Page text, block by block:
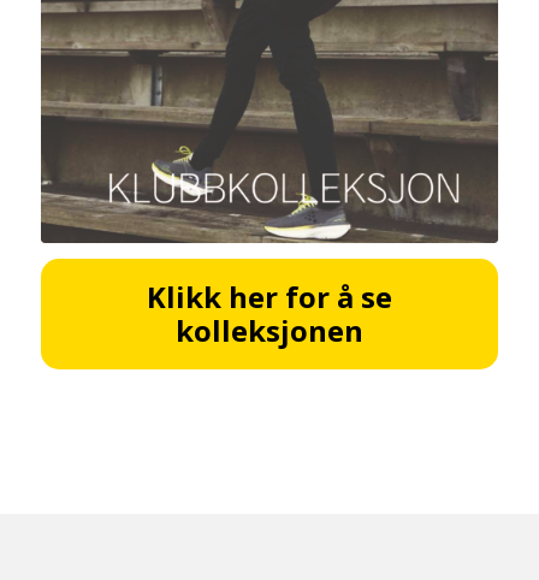
Klikk her for å se
kolleksjonen